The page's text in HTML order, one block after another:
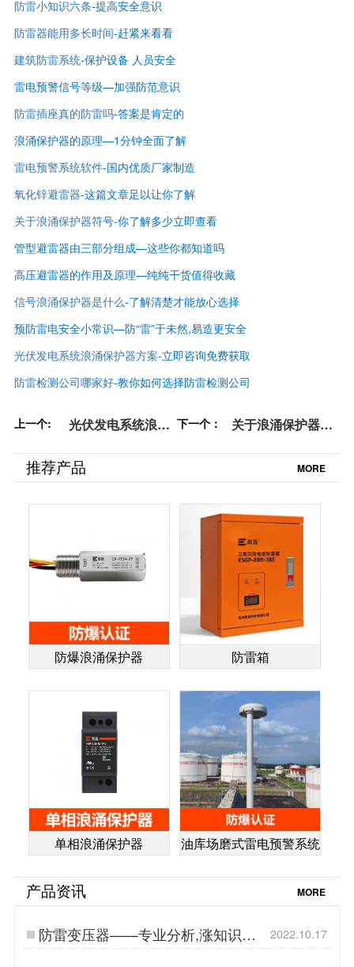
防雷小知识六条-提高安全意识
防雷器能用多长时间-赶紧来看看
建筑防雷系统-保护设备 人员安全
雷电预警信号等级—加强防范意识
防雷插座真的防雷吗-答案是肯定的
浪涌保护器的原理—1分钟全面了解
雷电预警系统软件-国内优质厂家制造
氧化锌避雷器-这篇文章足以让你了解
关于浪涌保护器符号-你了解多少立即查看
管型避雷器由三部分组成—这些你都知道吗
高压避雷器的作用及原理—纯纯干货值得收藏
信号浪涌保护器是什么-了解清楚才能放心选择
预防雷电安全小常识—防“雷”于未然,易造更安全
光伏发电系统浪涌保护器方案-立即咨询免费获取
防雷检测公司哪家好-教你如何选择防雷检测公司
上一个:
光伏发电系统浪涌
询免费获取【杭州
易造】
下一个：
关于浪涌保护器符
查看【杭州易造】
推荐产品 MORE
防爆浪涌保护器 防雷箱
单相浪涌保护器 油库场磨式雷电预警系统
产品资讯 MORE
防雷变压器——专业分析,涨知识
【杭州易造】…
2022.10.17